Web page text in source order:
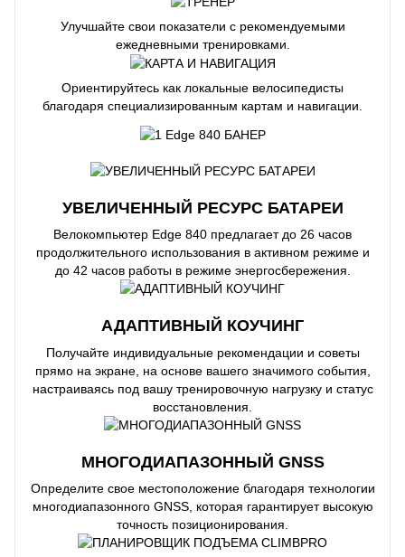
Улучшайте свои показатели с рекомендуемыми
ежедневными тренировками.
Ориентируйтесь как локальные велосипедисты
благодаря специализированным картам и навигации.
УВЕЛИЧЕННЫЙ РЕСУРС БАТАРЕИ
Велокомпьютер Edge 840 предлагает до 26 часов
продолжительного использования в активном режиме и
до 42 часов работы в режиме энергосбережения.
АДАПТИВНЫЙ КОУЧИНГ
Получайте индивидуальные рекомендации и советы
прямо на экране, на основе вашего значимого события,
настраиваясь под вашу тренировочную нагрузку и статус
восстановления.
МНОГОДИАПАЗОННЫЙ GNSS
Определите свое местоположение благодаря технологии
многодиапазонного GNSS, которая гарантирует высокую
точность позиционирования.